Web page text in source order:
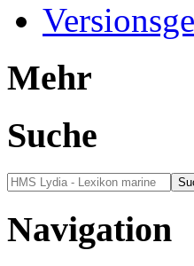
Mehr
Suche
Navigation